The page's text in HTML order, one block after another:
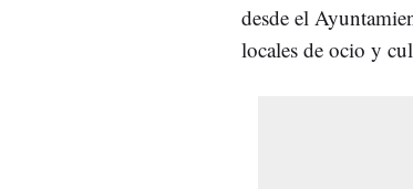
desde el
locales de ocio y